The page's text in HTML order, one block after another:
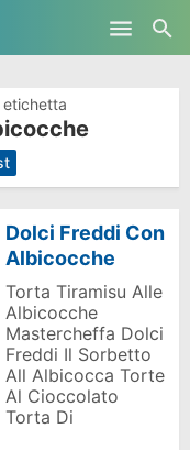
etichetta
Dolci Freddi Con
Albicocche
Torta Tiramisu Alle
Albicocche
Mastercheffa Dolci
Freddi Il Sorbetto
All Albicocca Torte
Al Cioccolato
Torta Di